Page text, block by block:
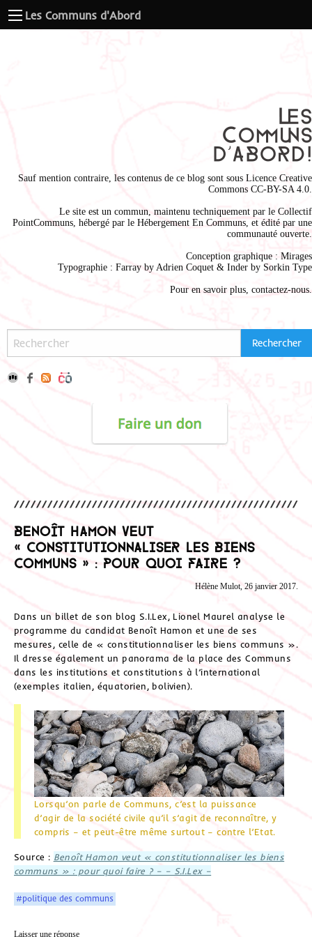
Les Communs d'Abord
Sauf mention contraire, les contenus de ce blog sont sous Licence Creative
Commons CC-BY-SA 4.0
Le site est un commun, maintenu techniquement par le Collectif
PointCommuns , hébergé par le Hébergement En Communs , et édité par une
communauté ouverte.
Conception graphique : Mirages
Typographie : Farray by Adrien Coquet & Inder by Sorkin Type
Pour en savoir plus, contactez-nous
Benoît Hamon veut
« constitutionnaliser les biens
communs » : pour quoi faire ?
Hélène Mulot, 26 janvier 2017.
Dans un billet de son blog S.I.Lex, Lionel Maurel analyse le
programme du candidat Benoît Hamon et une de ses
mesures, celle de « constitutionnaliser les biens communs ».
Il dresse également un panorama de la place des Communs
dans les institutions et constitutions à l’international
(exemples italien, équatorien, bolivien).
Lorsqu’on parle de Communs, c’est la puissance
d’agir de la société civile qu’il s’agit de reconnaître, y
compris – et peut-être même surtout – contre l’Etat.
Source : Benoît Hamon veut « constitutionnaliser les biens
communs » : pour quoi faire ? – – S.I.Lex –
#politique des communs
Laisser une réponse